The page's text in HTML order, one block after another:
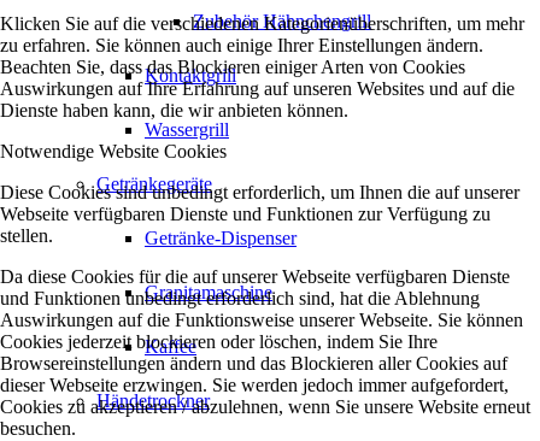
Zubehör Hähnchengrill
Kontaktgrill
Wassergrill
Getränkegeräte
Getränke-Dispenser
Granitamaschine
Kaffee
Händetrockner
Klicken Sie auf die verschiedenen Kategorienüberschriften, um mehr
zu erfahren. Sie können auch einige Ihrer Einstellungen ändern.
Beachten Sie, dass das Blockieren einiger Arten von Cookies
Auswirkungen auf Ihre Erfahrung auf unseren Websites und auf die
Dienste haben kann, die wir anbieten können.
Notwendige Website Cookies
Diese Cookies sind unbedingt erforderlich, um Ihnen die auf unserer
Webseite verfügbaren Dienste und Funktionen zur Verfügung zu
stellen.
Da diese Cookies für die auf unserer Webseite verfügbaren Dienste
und Funktionen unbedingt erforderlich sind, hat die Ablehnung
Auswirkungen auf die Funktionsweise unserer Webseite. Sie können
Cookies jederzeit blockieren oder löschen, indem Sie Ihre
Browsereinstellungen ändern und das Blockieren aller Cookies auf
dieser Webseite erzwingen. Sie werden jedoch immer aufgefordert,
Cookies zu akzeptieren / abzulehnen, wenn Sie unsere Website erneut
besuchen.